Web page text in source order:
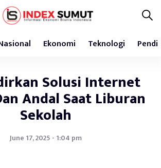
Ekonomi Teknologi
Solusi Internet
Andal Saat Liburan
Sekolah
June 17, 2025 - 1:04 pm